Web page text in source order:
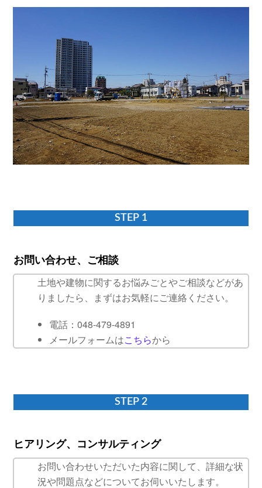
STEP 1
お問い合わせ、ご相談
土地や建物に関するお悩みごとやご相談などがあ
りましたら、まずはお気軽にご連絡ください。
電話：048-479-4891
メールフォームはこちらから
STEP 2
ヒアリング、コンサルティング
お問い合わせいただいた内容に関して、詳細な状
況や問題点などについてお伺いいたします。